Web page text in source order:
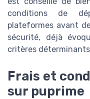
conditions de
plateformes avant
sécurité, déjà
critères
Frais et
sur puprime